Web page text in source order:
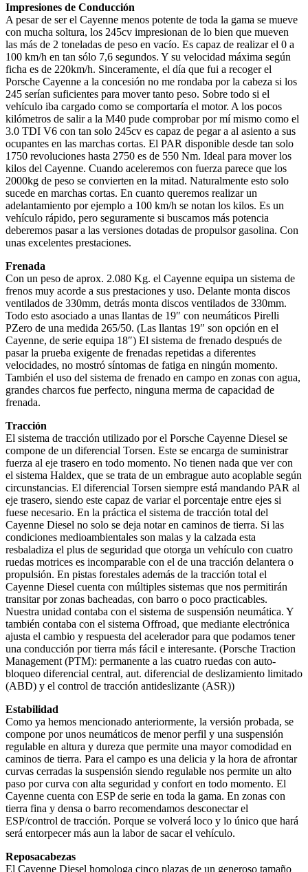
Impresiones de Conducción
A pesar de ser el Cayenne menos potente de toda la gama se mueve
con mucha soltura, los 245cv impresionan de lo bien que mueven
las más de 2 toneladas de peso en vacío. Es capaz de realizar el 0 a
100 km/h en tan sólo 7,6 segundos. Y su velocidad máxima según
ficha es de 220km/h. Sinceramente, el día que fui a recoger el
Porsche Cayenne a la concesión no me rondaba por la cabeza si los
245 serían suficientes para mover tanto peso. Sobre todo si el
vehículo iba cargado como se comportaría el motor. A los pocos
kilómetros de salir a la M40 pude comprobar por mí mismo como el
3.0 TDI V6 con tan solo 245cv es capaz de pegar a al asiento a sus
ocupantes en las marchas cortas. El PAR disponible desde tan solo
1750 revoluciones hasta 2750 es de 550 Nm. Ideal para mover los
kilos del Cayenne. Cuando aceleremos con fuerza parece que los
2000kg de peso se convierten en la mitad. Naturalmente esto solo
sucede en marchas cortas. En cuanto queremos realizar un
adelantamiento por ejemplo a 100 km/h se notan los kilos. Es un
vehículo rápido, pero seguramente si buscamos más potencia
deberemos pasar a las versiones dotadas de propulsor gasolina. Con
unas excelentes prestaciones.
Frenada
Con un peso de aprox. 2.080 Kg. el Cayenne equipa un sistema de
frenos muy acorde a sus prestaciones y uso. Delante monta discos
ventilados de 330mm, detrás monta discos ventilados de 330mm.
Todo esto asociado a unas llantas de 19″ con neumáticos Pirelli
PZero de una medida 265/50. (Las llantas 19″ son opción en el
Cayenne, de serie equipa 18″) El sistema de frenado después de
pasar la prueba exigente de frenadas repetidas a diferentes
velocidades, no mostró síntomas de fatiga en ningún momento.
También el uso del sistema de frenado en campo en zonas con agua,
grandes charcos fue perfecto, ninguna merma de capacidad de
frenada.
Tracción
El sistema de tracción utilizado por el Porsche Cayenne Diesel se
compone de un diferencial Torsen. Este se encarga de suministrar
fuerza al eje trasero en todo momento. No tienen nada que ver con
el sistema Haldex, que se trata de un embrague auto acoplable según
circunstancias. El diferencial Torsen siempre está mandando PAR al
eje trasero, siendo este capaz de variar el porcentaje entre ejes si
fuese necesario. En la práctica el sistema de tracción total del
Cayenne Diesel no solo se deja notar en caminos de tierra. Si las
condiciones medioambientales son malas y la calzada esta
resbaladiza el plus de seguridad que otorga un vehículo con cuatro
ruedas motrices es incomparable con el de una tracción delantera o
propulsión. En pistas forestales además de la tracción total el
Cayenne Diesel cuenta con múltiples sistemas que nos permitirán
transitar por zonas bacheadas, con barro o poco practicables.
Nuestra unidad contaba con el sistema de suspensión neumática. Y
también contaba con el sistema Offroad, que mediante electrónica
ajusta el cambio y respuesta del acelerador para que podamos tener
una conducción por tierra más fácil e interesante. (Porsche Traction
Management (PTM): permanente a las cuatro ruedas con auto-
bloqueo diferencial central, aut. diferencial de deslizamiento limitado
(ABD) y el control de tracción antideslizante (ASR))
Estabilidad
Como ya hemos mencionado anteriormente, la versión probada, se
compone por unos neumáticos de menor perfil y una suspensión
regulable en altura y dureza que permite una mayor comodidad en
caminos de tierra. Para el campo es una delicia y la hora de afrontar
curvas cerradas la suspensión siendo regulable nos permite un alto
paso por curva con alta seguridad y confort en todo momento. El
Cayenne cuenta con ESP de serie en toda la gama. En zonas con
tierra fina y densa o barro recomendamos desconectar el
ESP/control de tracción. Porque se volverá loco y lo único que hará
será entorpecer más aun la labor de sacar el vehículo.
Reposacabezas
El Cayenne Diesel homologa cinco plazas de un generoso tamaño